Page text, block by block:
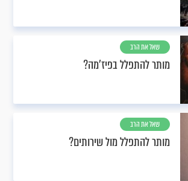
שאל את הרב
מותר להתפלל בפיז'מה?
שאל את הרב
מותר להתפלל מול שירותים?